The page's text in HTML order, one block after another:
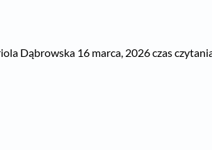
Dąbrowska 16 marca, 2026 czas